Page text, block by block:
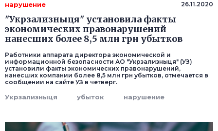
нарушение 26.11.2020
"Укрзализныця" установила факты
экономических правонарушений
нанесших более 8,5 млн грн убытков
Работники аппарата директора экономической и
информационной безопасности АО "Укрзализныця" (УЗ)
установили факты экономических правонарушений,
нанесших компании более 8,5 млн грн убытков, отмечается в
сообщении на сайте УЗ в четверг.
Укрзализныця убыток нарушение